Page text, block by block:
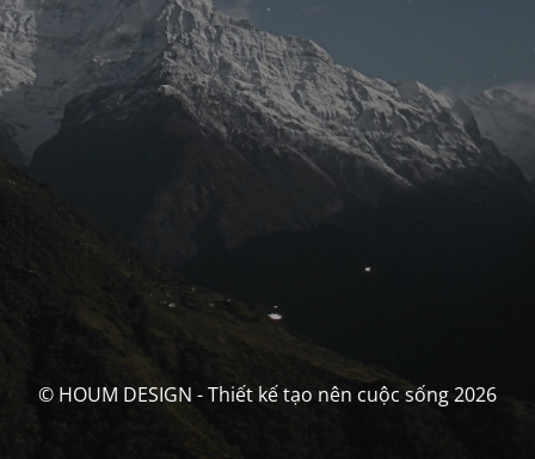
© HOUM DESIGN - Thiết kế tạo nên cuộc sống 2026